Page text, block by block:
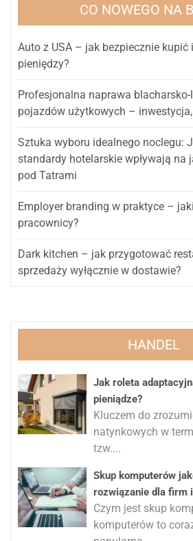
CO NOWEGO NA
Auto z USA – jak bezpiecznie kupić
pieniędzy?
Profesjonalna naprawa
pojazdów użytkowych – inwestycja,
Sztuka wyboru idealnego noclegu:
standardy hotelarskie wpływają na
pod Tatrami
Employer branding w praktyce –
pracownicy?
Dark kitchen – jak przygotować
sprzedaży wyłącznie w dostawie?
HANDEL
Jak roleta
pieniądze?
Kluczem do
natynkowych w
tzw....
Skup komputerów
rozwiązanie dla firm
Czym jest skup
komputerów to